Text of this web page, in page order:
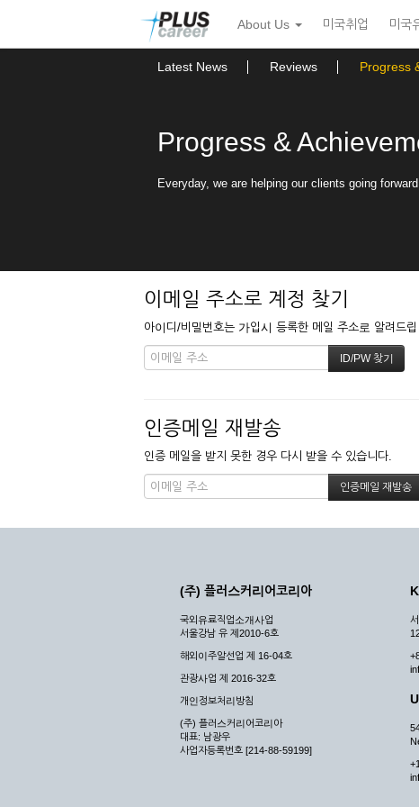
뉴
토
About Us 미국취업 미국
Latest News Reviews Progress
Progress &
Everyday, we are helping our clients going
이메일 주소로 계정 찾기
아이디/비밀번호는 가입시 등록한 메일 주소로 알려
인증메일 재발송
인증 메일을 받지 못한 경우 다시 받을 수 있습니다.
(주) 플러스커리어코리아
국외유료직업소개사업
서울강남 유 제2010-6호
해외이주알선업 제 16-04호
관광사업 제 2016-32호
개인정보처리방침
(주) 플러스커리어코리아
대표: 남광우
사업자등록번호 [214-88-59199]